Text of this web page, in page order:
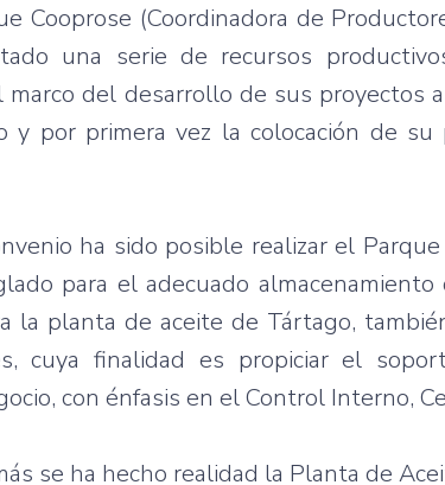
Cooprose (Coordinadora de
una serie de recursos
marco del desarrollo de sus proyectos
y por primera vez lacolocación de su
ha sido posible realizarel Parque
para eladecuado almacenamiento
la planta de aceite de Tártago,
,cuya finalidad es propiciarel
, con énfasis en el Control Interno,
se ha hecho realidad la Planta de